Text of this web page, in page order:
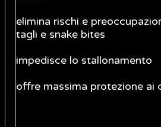
elimina rischi e
tagli e snake bites
impedisce lo stallonamento
offre massima protezione ai